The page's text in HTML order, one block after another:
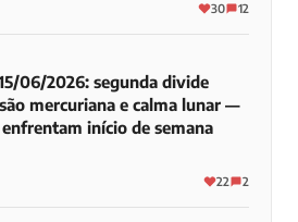
30 12
06/2026: segunda divide
mercuriana e calma lunar —
início de semana
22 2